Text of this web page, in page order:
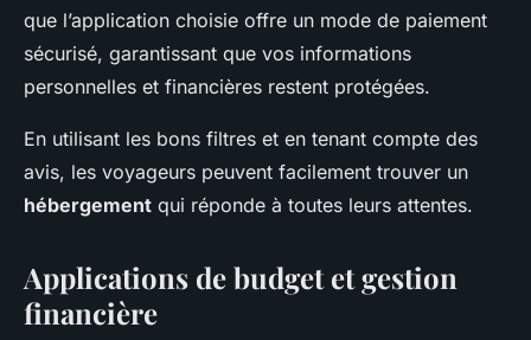
que l’application choisie offre un mode de paiement
sécurisé, garantissant que vos informations
personnelles et financières restent protégées.
En utilisant les bons filtres et en tenant compte des
avis, les voyageurs peuvent facilement trouver un
hébergement qui réponde à toutes leurs attentes.
Applications de budget et gestion
financière